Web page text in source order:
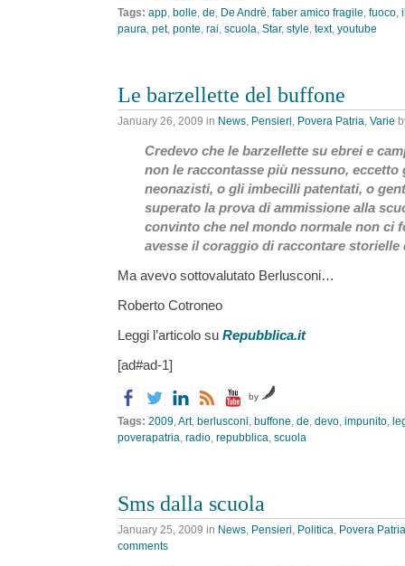
Tags: app, bolle, de, De Andrè, faber amico fragile, fuoco,
paura, pet, ponte, rai, scuola, Star, style, text, youtube
Le barzellette del buffone
January 26, 2009 in News, Pensieri, Povera Patria, Varie
Credevo che le barzellette su ebrei e
non le raccontasse più nessuno, eccetto
neonazisti, o gli imbecilli patentati, o
superato la prova di ammissione alla
convinto che nel mondo normale non ci
avesse il coraggio di raccontare storielle
Ma avevo sottovalutato Berlusconi…
Roberto Cotroneo
Leggi l’articolo su Repubblica.it
[ad#ad-1]
by
Tags: 2009,Art, berlusconi, buffone, de, devo, impunito,
poverapatria, radio, repubblica, scuola
Sms dalla scuola
January 25, 2009 in News, Pensieri, Politica, Povera Patria
comments